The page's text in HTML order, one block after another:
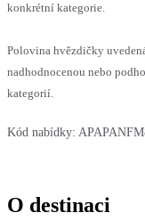
konkrétní kategorie.
Polovina hvězdičky
nadhodnocenou nebo
kategorií.
Kód nabídky:
O destinaci